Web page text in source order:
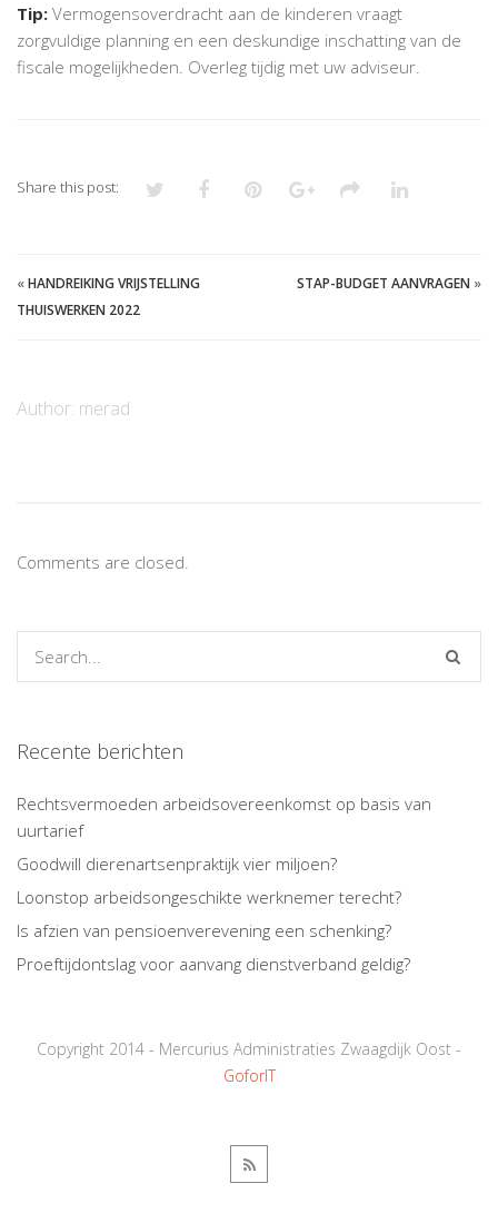
Tip: Vermogensoverdracht aan de kinderen vraagt
zorgvuldige planning en een deskundige inschatting van de
fiscale mogelijkheden. Overleg tijdig met uw adviseur.
Share this post:
«HANDREIKING VRIJSTELLING
THUISWERKEN 2022
STAP-BUDGET AANVRAGEN »
Author: merad
Comments are closed.
Recente berichten
Rechtsvermoeden arbeidsovereenkomst op basis van
uurtarief
Goodwill dierenartsenpraktijk vier miljoen?
Loonstop arbeidsongeschikte werknemer terecht?
Is afzien van pensioenverevening een schenking?
Proeftijdontslag voor aanvang dienstverband geldig?
Copyright 2014 - Mercurius Administraties Zwaagdijk Oost -
GoforIT